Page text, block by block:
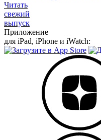
Читать
свежий
выпуск
Приложение
для iPad, iPhone и iWatch: